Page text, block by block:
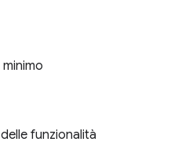
funzionalità